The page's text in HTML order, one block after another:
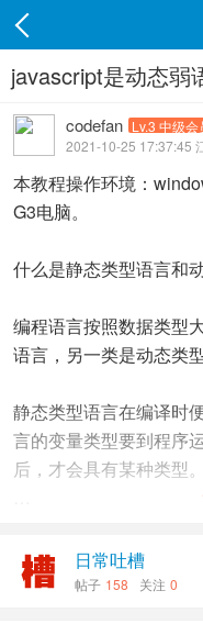
javascript是动态弱
codefan Lv.3 中级会
2021-10-25 17:37:45
本教程操作环境：
G3电脑。
什么是静态类型语言和
编程语言按照数据类型
语言，另一类是动态类型
静态类型语言在编译时
言的变量类型要到程序
后，才会具有某种类型。
类型，因此，
日常吐槽
帖子 158 关注 0